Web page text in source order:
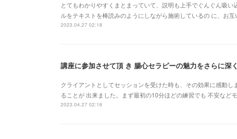
とてもわかりやすくまとまっていて、説明も上手でぐんぐん吸
ルをテキストを棒読みのようにしながら施術しているの に、お
2023.04.27 02:18
講座に参加させて頂 き 腸心セラピーの魅力をさらに深
クライアントとしてセッションを受けた時も、その効果に感動
ることが 出来ました。まず最初の10分ほどの練習でも 不安など
2023.04.27 02:16